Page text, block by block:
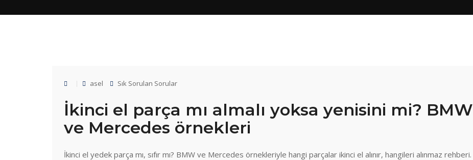
asel Sık Sorulan Sorular
İkinci el parça mı almalı yoksa yenisini mi? BMW
ve Mercedes örnekleri
İkinci el yedek parça mı, sıfır mı? BMW ve Mercedes örnekleriyle hangi parçalar ikinci el alınır, hangileri alınmaz rehberi.